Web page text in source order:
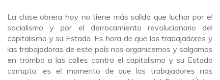
La clase obrera hoy no tiene más salida que luchar por el
socialismo y por el derrocamiento revolucionario del
capitalismo y su Estado. Es hora de que los trabajadores y
las trabajadoras de este país nos organicemos y salgamos
en tromba a las calles contra el capitalismo y su Estado
corrupto; es el momento de que los trabajadores nos